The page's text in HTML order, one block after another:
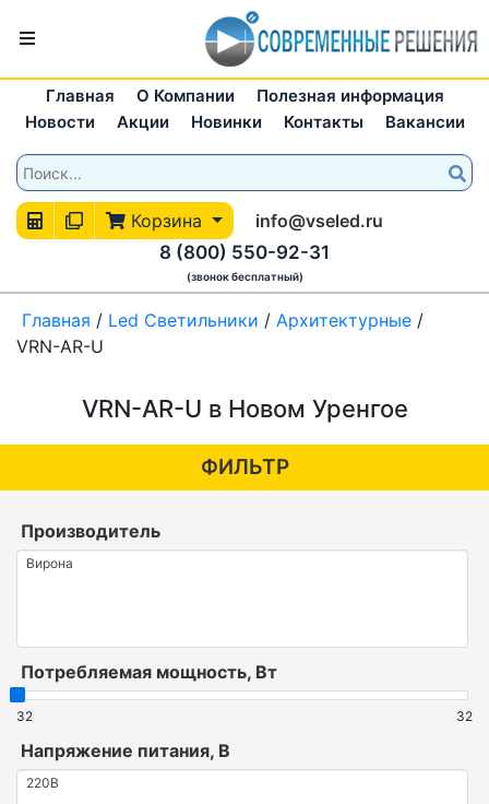
Главная О Компании
Полезная информация
Новости
Акции Новинки Контакты Вакансии
Корзина
info@vseled.ru
8 (800) 550-92-31
(звонок бесплатный)
Главная / Led Светильники / Архитектурные /
VRN-AR-U
VRN-AR-U в Новом Уренгое
ФИЛЬТР
Производитель
Потребляемая мощность, Вт
32 32
Напряжение питания, В